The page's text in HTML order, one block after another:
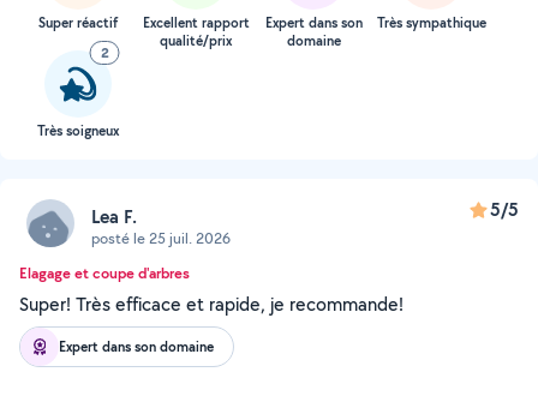
Super réactif
Excellent rapport
qualité/prix
Expert dans son
domaine
Très sympathique
2
Très soigneux
Lea F.
posté le 25 juil. 2026
5/5
Elagage et coupe d'arbres
Super! Très efficace et rapide, je recommande!
Expert dans son domaine